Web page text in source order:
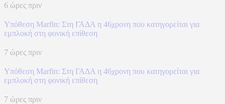
6 ώρες πριν
Υπόθεση Marfin: Στη ΓΑΔΑ η 46χρονη που κατηγορείται για
εμπλοκή στη φονική επίθεση
7 ώρες πριν
Υπόθεση Marfin: Στη ΓΑΔΑ η 46χρονη που κατηγορείται για
εμπλοκή στη φονική επίθεση
7 ώρες πριν